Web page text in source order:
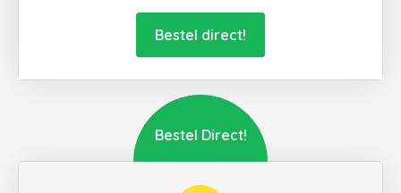
Bestel direct!
Bestel Direct!